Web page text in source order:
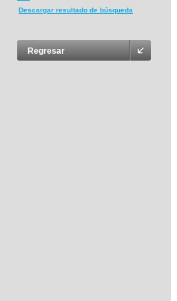
Descargar resultado de búsqueda
Regresar